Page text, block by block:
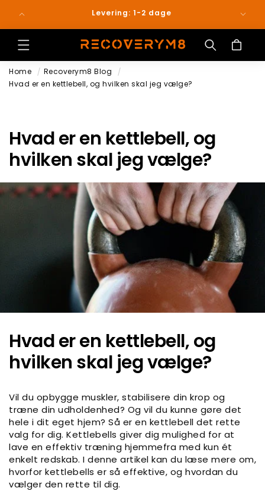
indhold
Levering: 1-2 dage
Indkøbskurv
Home
Recoverym8 Blog
Hvad er en kettlebell, og hvilken skal jeg vælge?
Hvad er en kettlebell, og
hvilken skal jeg vælge?
Hvad er en kettlebell, og
hvilken skal jeg vælge?
Vil du opbygge muskler, stabilisere din krop og
træne din udholdenhed? Og vil du kunne gøre det
hele i dit eget hjem? Så er en kettlebell det rette
valg for dig. Kettlebells giver dig mulighed for at
lave en effektiv træning hjemmefra med kun ét
enkelt redskab. I denne artikel kan du læse mere om,
hvorfor kettlebells er så effektive, og hvordan du
vælger den rette til dig.